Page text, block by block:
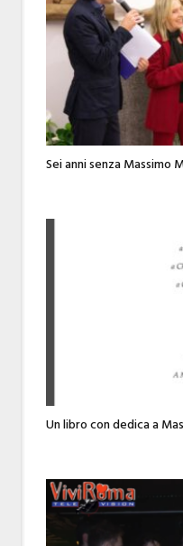
Sei anni senza Massimo
Un libro con dedica a